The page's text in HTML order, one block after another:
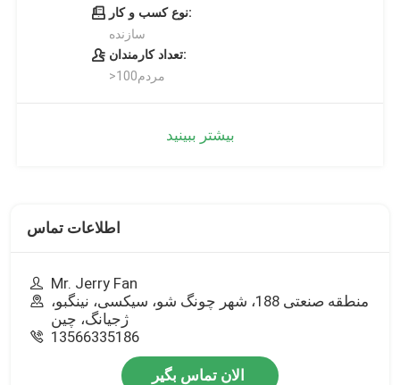
نوع کسب و کار:
سازنده
تعداد کارمندان:
>100مردم
بیشتر ببینید
اطلاعات تماس
Mr. Jerry Fan
منطقه صنعتی 188، شهر چونگ شو، سیکسی، نینگبو،
ژجیانگ، چین
13566335186
الان تماس بگیر